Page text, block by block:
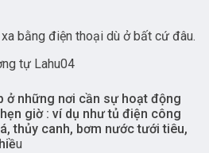
bằng điện thoại dù ở bất cứ đâu.
tự Lahu04
ở những nơi cần sự hoạt động
giờ : ví dụ như tủ điện công
thủy canh, bơm nước tưới tiêu,
u